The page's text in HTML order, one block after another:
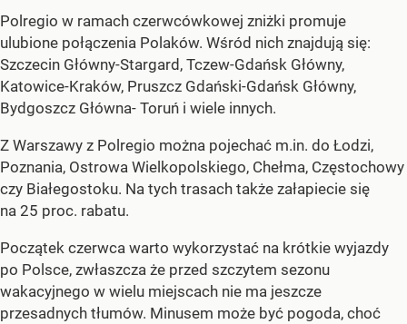
Polregio w ramach czerwcówkowej zniżki promuje
ulubione połączenia Polaków. Wśród nich znajdują się:
Szczecin Główny-Stargard, Tczew-Gdańsk Główny,
Katowice-Kraków, Pruszcz Gdański-Gdańsk Główny,
Bydgoszcz Główna- Toruń i wiele innych.
Z Warszawy z Polregio można pojechać m.in. do Łodzi,
Poznania, Ostrowa Wielkopolskiego, Chełma, Częstochowy
czy Białegostoku. Na tych trasach także załapiecie się
na 25 proc. rabatu.
Początek czerwca warto wykorzystać na krótkie wyjazdy
po Polsce, zwłaszcza że przed szczytem sezonu
wakacyjnego w wielu miejscach nie ma jeszcze
przesadnych tłumów. Minusem może być pogoda, choć